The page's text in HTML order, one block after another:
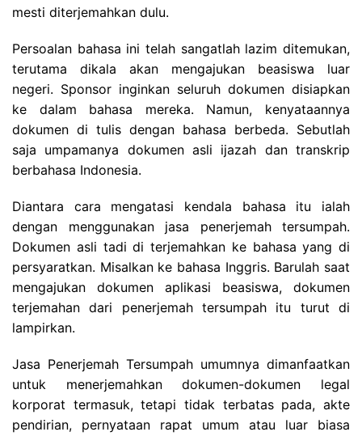
mesti diterjemahkan dulu.
Persoalan bahasa ini telah sangatlah lazim ditemukan,
terutama dikala akan mengajukan beasiswa luar
negeri. Sponsor inginkan seluruh dokumen disiapkan
ke dalam bahasa mereka. Namun, kenyataannya
dokumen di tulis dengan bahasa berbeda. Sebutlah
saja umpamanya dokumen asli ijazah dan transkrip
berbahasa Indonesia.
Diantara cara mengatasi kendala bahasa itu ialah
dengan menggunakan jasa penerjemah tersumpah.
Dokumen asli tadi di terjemahkan ke bahasa yang di
persyaratkan. Misalkan ke bahasa Inggris. Barulah saat
mengajukan dokumen aplikasi beasiswa, dokumen
terjemahan dari penerjemah tersumpah itu turut di
lampirkan.
Jasa Penerjemah Tersumpah umumnya dimanfaatkan
untuk menerjemahkan dokumen-dokumen legal
korporat termasuk, tetapi tidak terbatas pada, akte
pendirian, pernyataan rapat umum atau luar biasa